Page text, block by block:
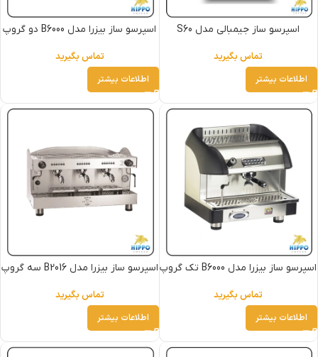
اسپرسو ساز جیمبالی مدل S60
تماس بگیرید
اطلاعات بیشتر
اسپرسو ساز بیزرا مدل B6000 دو گروپ
تماس بگیرید
اطلاعات بیشتر
اسپرسو ساز بیزرا مدل B6000 تک گروپ
تماس بگیرید
اطلاعات بیشتر
اسپرسو ساز بیزرا مدل B2016 سه گروپ
تماس بگیرید
اطلاعات بیشتر